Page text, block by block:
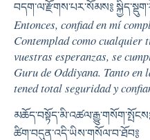
བདག་ལ་རྫོགས་པར་སོམས༔
Entonces, confiad en mí
Contemplad como cualquier
vuestras esperanzas, se
Guru de Oddiyana. Tanto en
tened total seguridad y
ཚིག་བདུན་འདི་ཡིས་གསོལ་བ་ཐོབ༔